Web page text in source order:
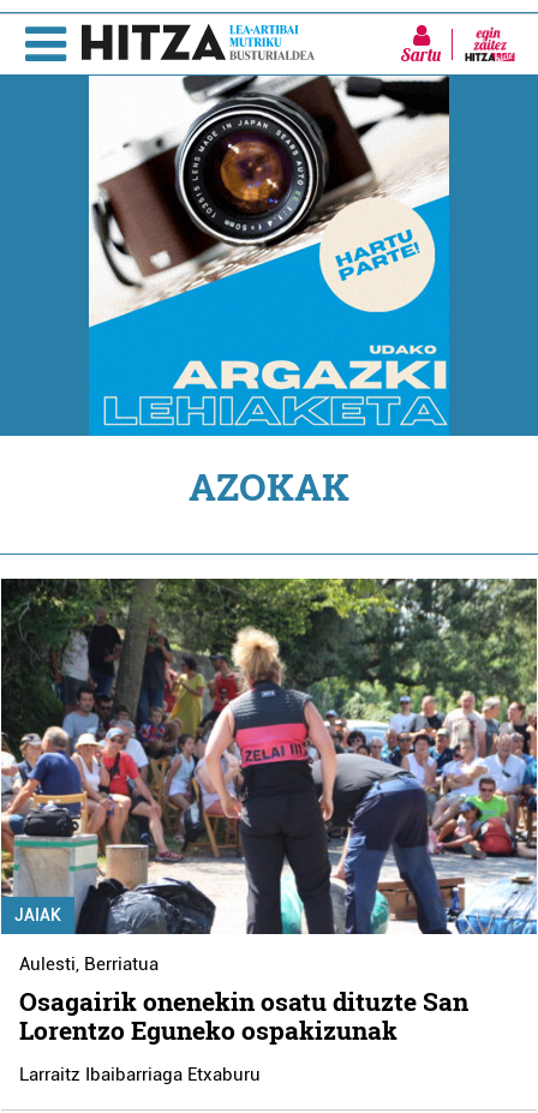
Sartu
AZOKAK
JAIAK
Aulesti, Berriatua
Osagairik onenekin osatu dituzte San
Lorentzo Eguneko ospakizunak
Larraitz Ibaibarriaga Etxaburu